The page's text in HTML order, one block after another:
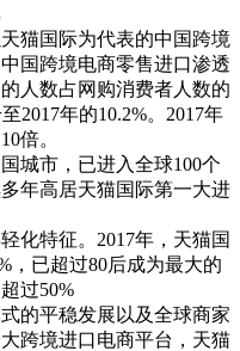
猫国际为代表的中国跨境
国跨境电商零售进口渗透
人数占网购消费者人数的
2017年的10.2%。2017年
倍。
城市，已进入全球100个
年高居天猫国际第一大进
化特征。2017年，天猫国
，已超过80后成为最大的
过50%
的平稳发展以及全球商家
跨境进口电商平台，天猫